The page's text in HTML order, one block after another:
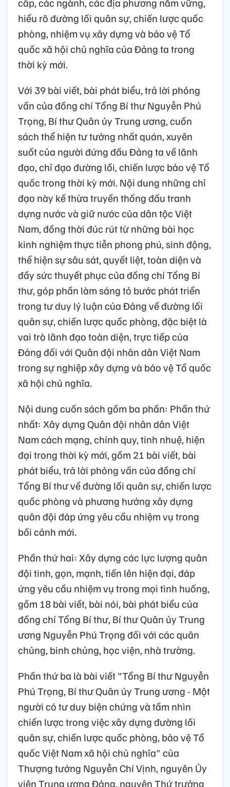
cấp, các ngành, các địa phương nắm vững,
hiểu rõ đường lối quân sự, chiến lược quốc
phòng, nhiệm vụ xây dựng và bảo vệ Tổ
quốc xã hội chủ nghĩa của Đảng ta trong
thời kỳ mới.
Với 39 bài viết, bài phát biểu, trả lời phỏng
vấn của đồng chí Tổng Bí thư Nguyễn Phú
Trọng, Bí thư Quân ủy Trung ương, cuốn
sách thể hiện tư tưởng nhất quán, xuyên
suốt của người đứng đầu Đảng ta về lãnh
đạo, chỉ đạo đường lối, chiến lược bảo vệ Tổ
quốc trong thời kỳ mới. Nội dung những chỉ
đạo này kế thừa truyền thống đấu tranh
dựng nước và giữ nước của dân tộc Việt
Nam, đồng thời đúc rút từ những bài học
kinh nghiệm thực tiễn phong phú, sinh động,
thể hiện sự sâu sát, quyết liệt, toàn diện và
đầy sức thuyết phục của đồng chí Tổng Bí
thư, góp phần làm sáng tỏ bước phát triển
trong tư duy lý luận của Đảng về đường lối
quân sự, chiến lược quốc phòng, đặc biệt là
vai trò lãnh đạo toàn diện, trực tiếp của
Đảng đối với Quân đội nhân dân Việt Nam
trong sự nghiệp xây dựng và bảo vệ Tổ quốc
xã hội chủ nghĩa.
Nội dung cuốn sách gồm ba phần: Phần thứ
nhất: Xây dựng Quân đội nhân dân Việt
Nam cách mạng, chính quy, tinh nhuệ, hiện
đại trong thời kỳ mới, gồm 21 bài viết, bài
phát biểu, trả lời phỏng vấn của đồng chí
Tổng Bí thư về đường lối quân sự, chiến lược
quốc phòng và phương hướng xây dựng
quân đội đáp ứng yêu cầu nhiệm vụ trong
bối cảnh mới.
Phần thứ hai: Xây dựng các lực lượng quân
đội tinh, gọn, mạnh, tiến lên hiện đại, đáp
ứng yêu cầu nhiệm vụ trong mọi tình huống,
gồm 18 bài viết, bài nói, bài phát biểu của
đồng chí Tổng Bí thư, Bí thư Quân ủy Trung
ương Nguyễn Phú Trọng đối với các quân
chủng, binh chủng, học viện, nhà trường.
Phần thứ ba là bài viết "Tổng Bí thư Nguyễn
Phú Trọng, Bí thư Quân ủy Trung ương - Một
người có tư duy biện chứng và tầm nhìn
chiến lược trong việc xây dựng đường lối
quân sự, chiến lược quốc phòng, bảo vệ Tổ
quốc Việt Nam xã hội chủ nghĩa" của
Thượng tướng Nguyễn Chí Vịnh, nguyên Ủy
viên Trung ương Đảng, nguyên Thứ trưởng